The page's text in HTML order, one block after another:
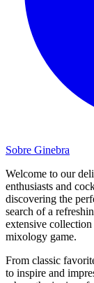
Sobre Ginebra
Welcome to our
enthusiasts and
discovering the
search of a
extensive
mixology game.
From classic
to inspire and